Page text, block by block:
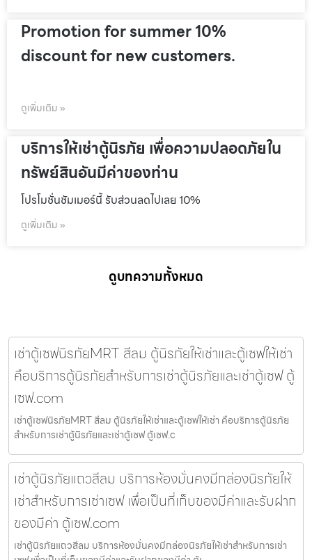
Promotion for summer 10%
discount for new customers.
ดูเพิ่มเติม »
บริการให้เช่าตู้นิรภัย เพื่อความปลอดภัยใน
ทรัพย์สินอันมีค่าของท่าน
โปรโมชั่นชัมเมอร์นี้ รับส่วนลดไปเลย 10%
ดูเพิ่มเติม »
ดูบทความทั้งหมด
เช่าตู้เซฟนิรภัยMRT สีลม ตู้นิรภัยให้เช่าและตู้เซฟให้เช่า
คือบริการตู้นิรภัยสำหรับการเช่าตู้นิรภัยและเช่าตู้เซฟ ตู้
เซฟ.com
เช่าตู้เซฟนิรภัยMRT สีลม ตู้นิรภัยให้เช่าและตู้เซฟให้เช่า คือบริการตู้นิรภัย
สำหรับการเช่าตู้นิรภัยและเช่าตู้เซฟ ตู้เซฟ.c
เช่าตู้นิรภัยแถวสีลม บริการห้องมั่นคงมีกล่องนิรภัยให้
เช่าสำหรับการเช่าเซฟ เพื่อเป็นที่เก็บของมีค่าและรับฝาก
ของมีค่า ตู้เซฟ.com
เช่าตู้นิรภัยแถวสีลม บริการห้องมั่นคงมีกล่องนิรภัยให้เช่าสำหรับการเช่า